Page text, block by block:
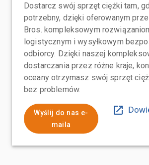
Dostarcz swój sprzęt ciężki tam,
potrzebny, dzięki oferowanym
Bros. kompleksowym
logistycznym i wysyłkowym
odbiorcy. Dzięki naszej
dostarczania przez różne kraje,
oceany otrzymasz swój sprzęt
bez problemów.
Wyślij do nas e-
maila